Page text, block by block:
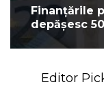
Finanțările
depășesc
Editor